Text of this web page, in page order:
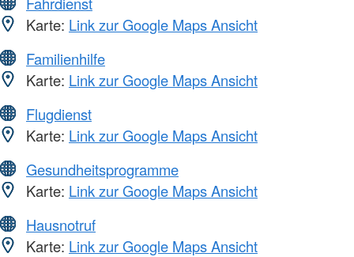
Karte: Link zur Google Maps Ansicht
Familienhilfe
Karte: Link zur Google Maps Ansicht
Flugdienst
Karte: Link zur Google Maps Ansicht
Gesundheitsprogramme
Karte: Link zur Google Maps Ansicht
Hausnotruf
Karte: Link zur Google Maps Ansicht